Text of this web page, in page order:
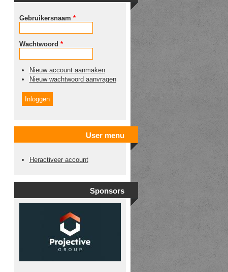
Gebruikersnaam *
Wachtwoord *
Nieuw account aanmaken
Nieuw wachtwoord aanvragen
User menu
Heractiveer account
Sponsors